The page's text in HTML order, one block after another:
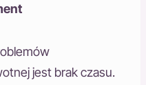
jest brak czasu.